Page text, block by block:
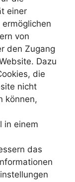
einer
von
den Zugang
Dazu
die
nicht
können,
in einem
das